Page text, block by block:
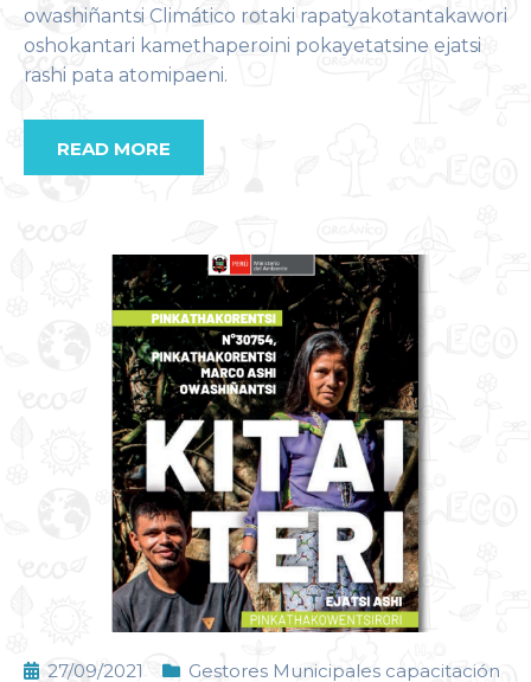
owashiñantsi Climático rotaki rapatyakotantakawori
oshokantari kamethaperoini pokayetatsine ejatsi
rashi pata atomipaeni.
READ MORE
27/09/2021 Gestores Municipales capacitación